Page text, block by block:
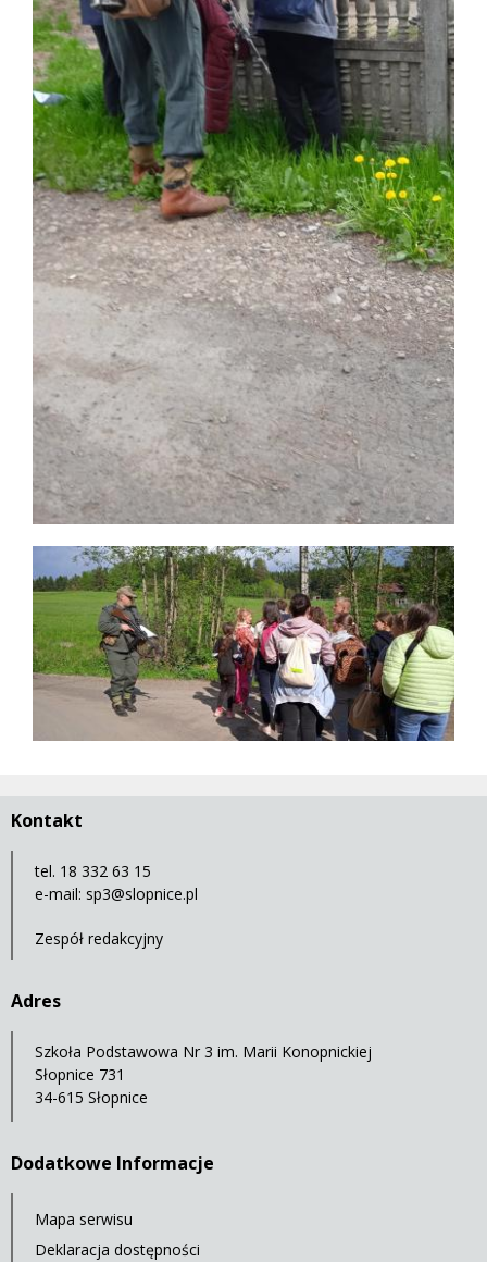
Kontakt
tel. 18 332 63 15
e-mail: sp3@slopnice.pl
Zespół redakcyjny
Adres
Szkoła Podstawowa Nr 3 im. Marii Konopnickiej
Słopnice 731
34-615 Słopnice
Dodatkowe Informacje
Mapa serwisu
Deklaracja dostępności